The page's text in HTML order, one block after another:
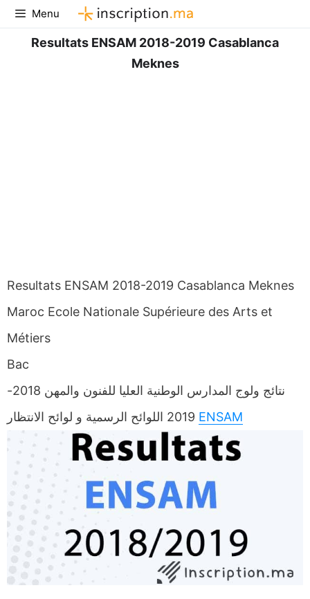
Aller
au
contenu
Menu
Resultats ENSAM 2018-2019 Casablanca
Meknes
Resultats ENSAM 2018-2019 Casablanca Meknes
Maroc Ecole Nationale Supérieure des Arts et
Métiers
Bac
نتائج ولوج المدارس الوطنية العليا للفنون والمهن 2018-
ENSAM